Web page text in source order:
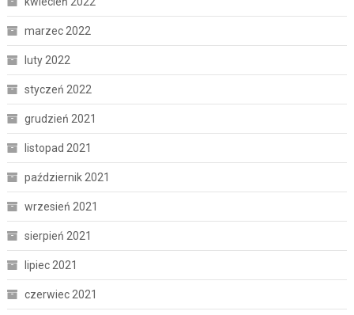
marzec 2022
luty 2022
styczeń 2022
grudzień 2021
listopad 2021
październik 2021
wrzesień 2021
sierpień 2021
lipiec 2021
czerwiec 2021